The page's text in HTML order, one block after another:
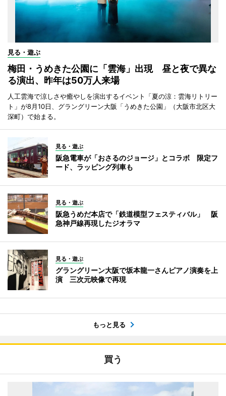
見る・遊ぶ
梅田・うめきた公園に「雲海」出現 昼と夜で異な
る演出、昨年は50万人来場
人工雲海で涼しさや癒やしを演出するイベント「夏の涼：雲海リトリー
ト」が8月10日、グラングリーン大阪「うめきた公園」（大阪市北区大
深町）で始まる。
見る・遊ぶ
阪急電車が「おさるのジョージ」とコラボ 限定フ
ード、ラッピング列車も
見る・遊ぶ
阪急うめだ本店で「鉄道模型フェスティバル」 阪
急神戸線再現したジオラマ
見る・遊ぶ
グラングリーン大阪で坂本龍一さんピアノ演奏を上
演 三次元映像で再現
もっと見る
買う